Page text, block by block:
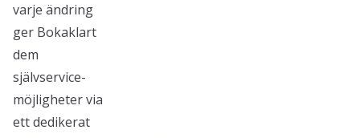
varje ändring
ger Bokaklart
dem
självservice-
möjligheter via
ett dedikerat